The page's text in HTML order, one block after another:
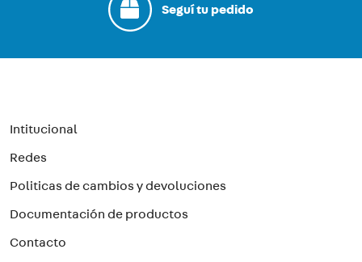
Seguí tu pedido
Intitucional
Redes
Politicas de cambios y devoluciones
Documentación de productos
Contacto